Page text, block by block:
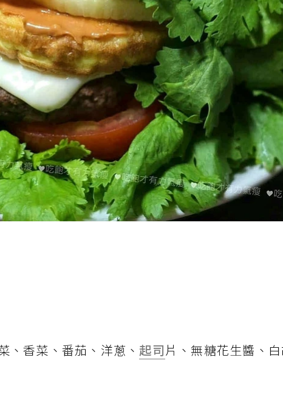
、香菜、番茄、洋蔥、 起司片、無糖花生醬、